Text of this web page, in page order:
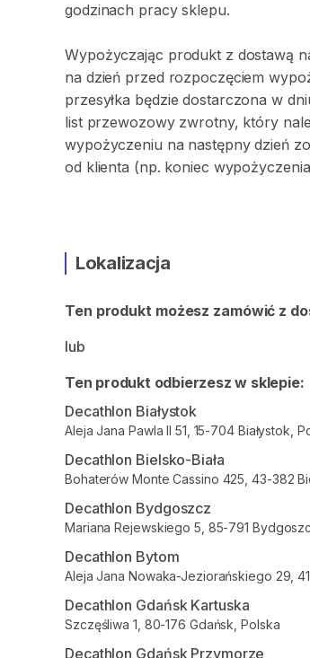
godzinach pracy sklepu.
Wypożyczając produkt z dostawą
na dzień przed rozpoczęciem
przesyłka będzie dostarczona w
list przewozowy zwrotny, który
wypożyczeniu na następny dzień
od klienta (np. koniec
Lokalizacja
Ten produkt możesz zamówić z
lub
Ten produkt odbierzesz w sklepie:
Decathlon Białystok
Aleja Jana Pawla II 51, 15-704 Białystok,
Decathlon Bielsko-Biała
Bohaterów Monte Cassino 425, 43-382
Decathlon Bydgoszcz
Mariana Rejewskiego 5, 85-791
Decathlon Bytom
Aleja Jana Nowaka-Jeziorańskiego 29,
Decathlon Gdańsk Kartuska
Szczęśliwa 1, 80-176 Gdańsk, Polska
Decathlon Gdańsk Przymorze